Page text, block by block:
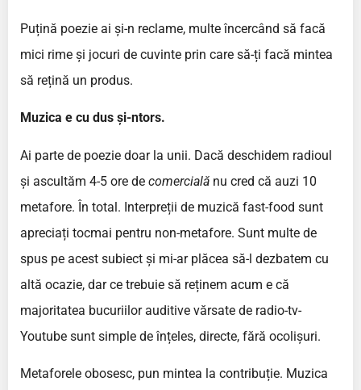
Puțină poezie ai și-n reclame, multe încercând să facă
mici rime și jocuri de cuvinte prin care să-ți facă mintea
să rețină un produs.
Muzica e cu dus și-ntors.
Ai parte de poezie doar la unii. Dacă deschidem radioul
și ascultăm 4-5 ore de comercială nu cred că auzi 10
metafore. În total. Interpreții de muzică fast-food sunt
apreciați tocmai pentru non-metafore. Sunt multe de
spus pe acest subiect și mi-ar plăcea să-l dezbatem cu
altă ocazie, dar ce trebuie să reținem acum e că
majoritatea bucuriilor auditive vărsate de radio-tv-
Youtube sunt simple de înțeles, directe, fără ocolișuri.
Metaforele obosesc, pun mintea la contribuție. Muzica